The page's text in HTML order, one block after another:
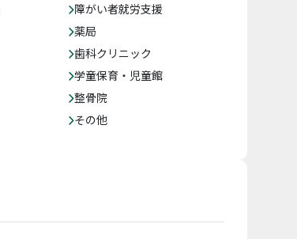
障がい者就労支援
薬局
歯科クリニック
学童保育・児童館
整骨院
その他